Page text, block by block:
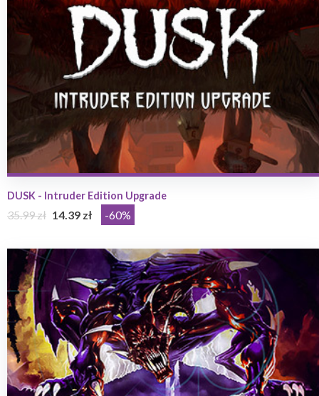
DUSK - Intruder Edition Upgrade
35.99 zł 14.39 zł -60%